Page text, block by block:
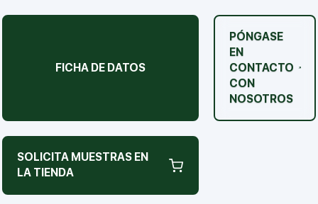
FICHA DE DATOS
PÓNGASE
EN
CONTACTO
CON
NOSOTROS
SOLICITA MUESTRAS EN
LA TIENDA